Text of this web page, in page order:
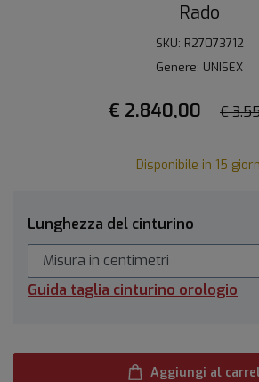
Rado
SKU: R27073712
Genere: UNISEX
€ 2.840,00 €
Disponibile in 15
Lunghezza del cinturino
Guida taglia cinturino orologio
Aggiungi al